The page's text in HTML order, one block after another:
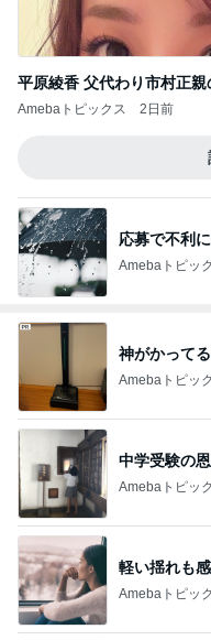
平原綾香 父代わり市村正親
Amebaトピックス 2日前
応募で不利
Amebaトピッ
神がかって
Amebaトピッ
中学受験の
Amebaトピッ
軽い揺れも
Amebaトピッ